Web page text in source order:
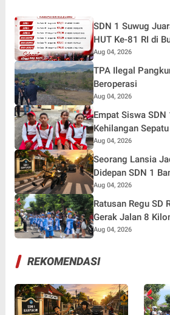
SDN 1 Suwug
HUT Ke-81 RI di
Aug 04, 2026
TPA Ilegal
Beroperasi
Aug 04, 2026
Empat Siswa
Kehilangan
Tetap Tempuh 7
Putih
Aug 04, 2026
Seorang Lansia
Didepan SDN 1
Pengendara
Aug 04, 2026
Ratusan Regu SD
Gerak Jalan 8
Aug 04, 2026
REKOMENDASI